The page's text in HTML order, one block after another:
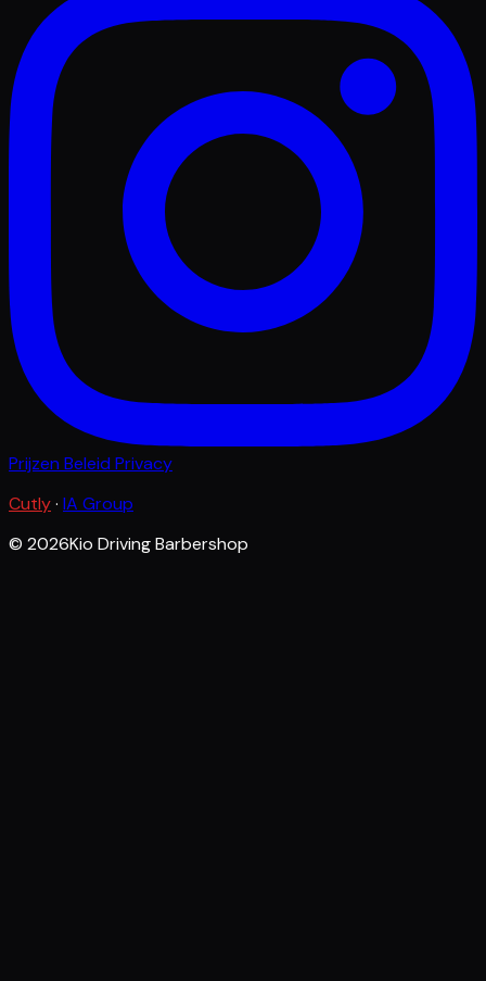
Prijzen Beleid Privacy
Cutly· IA Group
© 2026Kio Driving Barbershop